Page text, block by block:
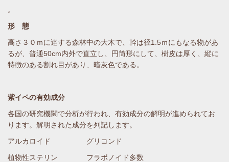
。
形 態
高さ３０ｍに達する森林中の大木で、幹は径1.5ｍにもなる物があ
るが、普通50cm内外で直立し、円筒形にして、樹皮は厚く、縦に
特徴のある割れ目があり、暗灰色である。
紫イペの有効成分
各国の研究機関で分析が行われ、有効成分の解明が進められてお
ります。解明された成分を列記します。
アルカロイド グリコンド
植物性ステリン フラボノイド多数